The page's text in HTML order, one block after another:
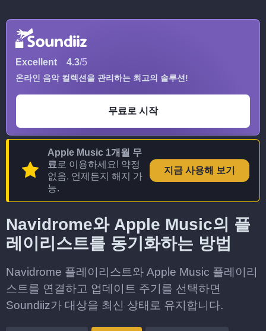
Excellent 4.3/5
온라인 음악 컬렉션을 관리하는 최고의 솔루션!
무료로 시작
Apple Music 1개월 무
료 로 이용하세요! 약정
없음. 언제든지 해지 가
능.
지금 사용해 보기
Navidrome와 Apple Music의 플
레이리스트를 동기화하는 방법
Navidrome 플레이리스트와 Apple Music 플레이리
스트를 연결하고 업데이트 주기를 선택하면
Soundiiz가 대상을 최신 상태로 유지합니다.